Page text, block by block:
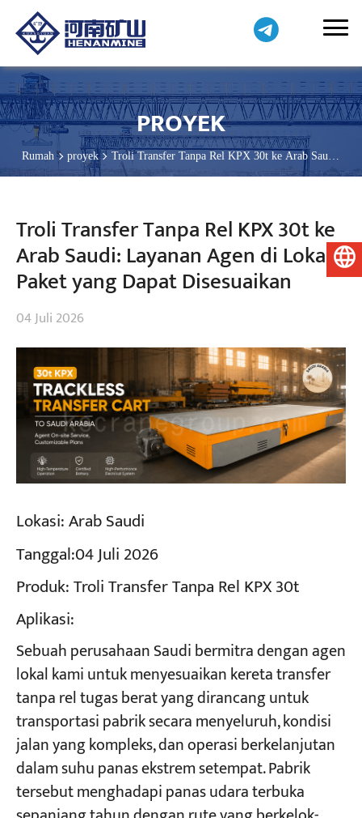
Proyek
Blog
PROYEK
Rumah proyek
Troli Transfer Tanpa Rel KPX 30t ke Arab Saudi:
Layanan Agen di Lokasi, Paket yang Dapat Disesuaikan
Troli Transfer Tanpa Rel KPX 30t ke
Arab Saudi: Layanan Agen di Lokasi,
Paket yang Dapat Disesuaikan
04 Juli 2026
Lokasi:Arab Saudi
Tanggal:04 Juli 2026
Produk:Troli Transfer Tanpa Rel KPX 30t
Aplikasi:
Sebuah perusahaan Saudi bermitra dengan agen
lokal kami untuk menyesuaikan kereta transfer
tanpa rel tugas berat yang dirancang untuk
transportasi pabrik secara menyeluruh, kondisi
jalan yang kompleks, dan operasi berkelanjutan
dalam suhu panas ekstrem setempat. Pabrik
tersebut menghadapi panas udara terbuka
Bahasa Indonesia